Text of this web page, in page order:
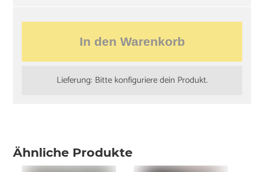
In den Warenkorb
Lieferung: Bitte konfiguriere dein Produkt.
Ähnliche Produkte